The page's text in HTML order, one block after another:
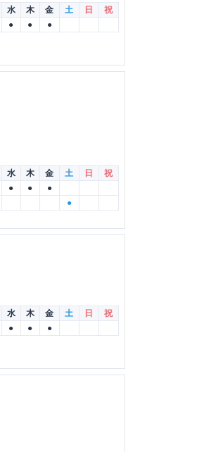
水 木 金 土 日
祝
● ● ●
水 木 金 土 日
祝
● ●
●
●
水 木 金 土 日
祝
● ● ●